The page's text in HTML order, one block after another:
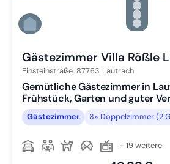
Zu Slide
Zu
Zu
Zu Slide
Gästezimmer Villa Rößle
Einsteinstraße, 87763 Lautrach
Gemütliche Gästezimmer in
Frühstück, Garten und guter
Gästezimmer 3× Doppelzimmer (2
+ 19 weitere